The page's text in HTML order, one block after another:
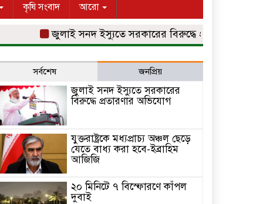
কৃষি সংবাদ আরো
জুলাই সনদ ইস্যুতে সরকারের বিরুদ্ধে প্রতারণার অভিযোগ
সর্বশেষ জনপ্রিয়
জুলাই সনদ ইস্যুতে সরকারের
বিরুদ্ধে প্রতারণার অভিযোগ
যুক্তরাষ্ট্রকে মধ্যপ্রাচ্য অঞ্চল ছেড়ে
যেতে বাধ্য করা হবে-ইব্রাহিম
আজিজি
২০ মিনিটে ৭ বিস্ফোরণে কাঁপল
দুবাই